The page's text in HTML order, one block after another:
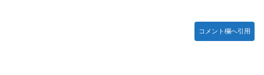
コメント欄へ引用